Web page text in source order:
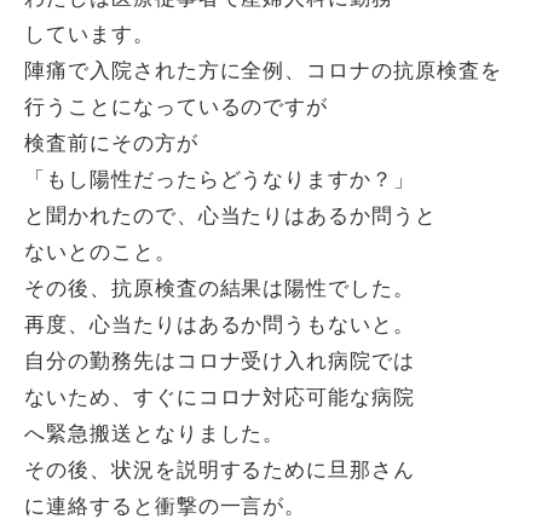
しています。
陣痛で入院された方に全例、コロナの抗原検査を
行うことになっているのですが
検査前にその方が
「もし陽性だったらどうなりますか？」
と聞かれたので、心当たりはあるか問うと
ないとのこと。
その後、抗原検査の結果は陽性でした。
再度、心当たりはあるか問うもないと。
自分の勤務先はコロナ受け入れ病院では
ないため、すぐにコロナ対応可能な病院
へ緊急搬送となりました。
その後、状況を説明するために旦那さん
に連絡すると衝撃の一言が。